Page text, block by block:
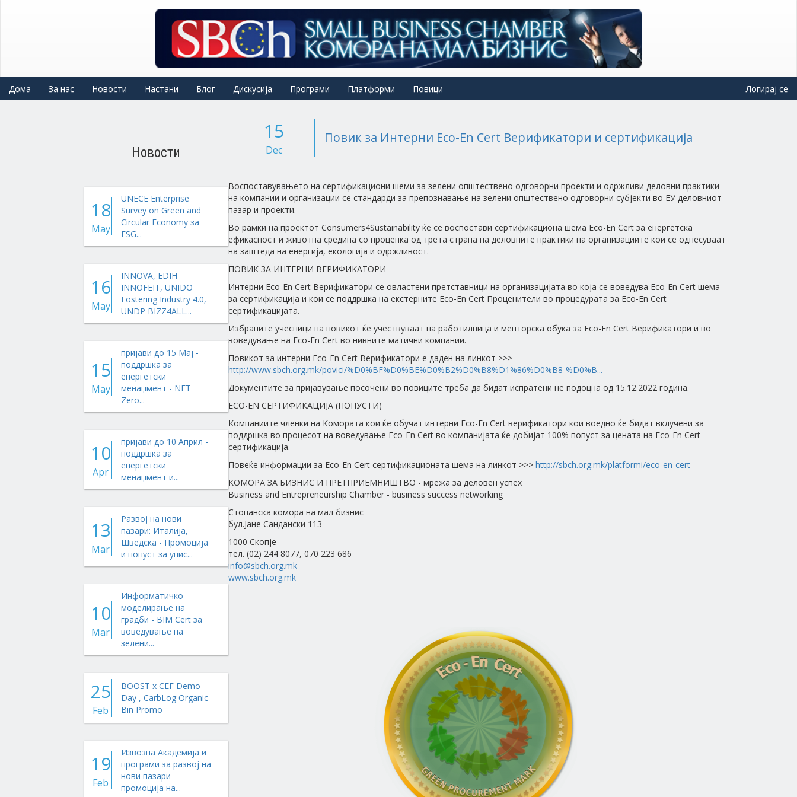
Дома За нас Новости Настани Блог Дискусија Програми Платформи Повици Логирај се
Новости
18
May
UNECE Enterprise
Survey on Green and
Circular Economy за
ESG...
16
May
INNOVA, EDIH
INNOFEIT, UNIDO
Fostering Industry 4.0,
UNDP BIZZ4ALL...
15
May
пријави до 15 Мај -
поддршка за
енергетски
менаџмент - NET
Zero...
10
Apr
пријави до 10 Април -
поддршка за
енергетски
менаџмент и...
13
Mar
Развој на нови
пазари: Италија,
Шведска - Промоција
и попуст за упис...
10
Mar
Информатичко
моделирање на
градби - BIM Cert за
воведување на
зелени...
25
Feb
BOOST x CEF Demo
Day , CarbLog Organic
Bin Promo
19
Feb
Извозна Академија и
програми за развој на
нови пазари -
промоција на...
15
Dec
Повик за Интерни Eco-En Cert Верификатори и сертификација
Воспоставувањето на сертификациони шеми за зелени општествено одговорни проекти и одржливи деловни практики
на компании и организации се стандарди за препознавање на зелени општествено одговорни субјекти во ЕУ деловниот
пазар и проекти.
Во рамки на проектот Consumers4Sustainability ќе се воспостави сертификациона шема Eco-En Cert за енергетска
ефикасност и животна средина со проценка од трета страна на деловните практики на организациите кои се однесуваат
на заштеда на енергија, екологија и одржливост.
ПОВИК ЗА ИНТЕРНИ ВЕРИФИКАТОРИ
Интерни Eco-En Cert Верификатори се овластени претставници на организацијата во која се воведува Eco-En Cert шема
за сертификација и кои се поддршка на екстерните Eco-En Cert Проценители во процедурата за Eco-En Cert
сертификацијата.
Избраните учесници на повикот ќе учествуваат на работилница и менторска обука за Eco-En Cert Верификатори и во
воведување на Eco-En Cert во нивните матични компании.
Повикот за интерни Eco-En Cert Верификатори е даден на линкот >>>
http://www.sbch.org.mk/povici/%D0%BF%D0%BE%D0%B2%D0%B8%D1%86%D0%B8-%D0%B...
Документите за пријавување посочени во повиците треба да бидат испратени не подоцна од 15.12.2022 година.
ECO-EN СЕРТИФИКАЦИЈА (ПОПУСТИ)
Компаниите членки на Комората кои ќе обучат интерни Eco-En Cert верификатори кои воедно ќе бидат вклучени за
поддршка во процесот на воведување Eco-En Cert во компанијата ќе добијат 100% попуст за цената на Eco-En Cert
сертификација.
Повеќе информации за Eco-En Cert сертификационата шема на линкот >>> http://sbch.org.mk/platformi/eco-en-cert
КОМОРА ЗА БИЗНИС И ПРЕТПРИЕМНИШТВО - мрежа за деловен успех
Business and Entrepreneurship Chamber - business success networking
Стопанска комора на мал бизнис
бул.Јане Сандански 113
1000 Скопје
тел. (02) 244 8077, 070 223 686
info@sbch.org.mk
www.sbch.org.mk